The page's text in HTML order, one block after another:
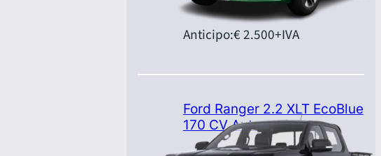
Anticipo:€ 2.500+IVA
Ford Ranger 2.2 XLT EcoBlue
170 CV Automatica